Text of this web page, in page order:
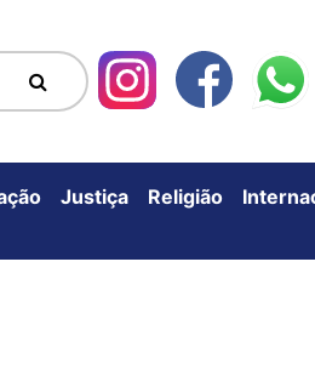
Justiça Religião